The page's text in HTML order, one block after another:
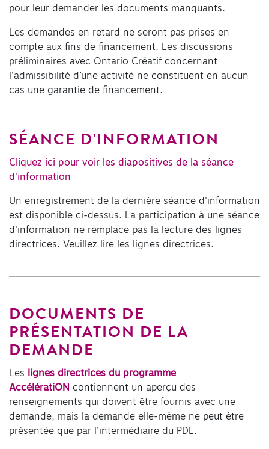
pour leur demander les documents manquants.
Les demandes en retard ne seront pas prises en
compte aux fins de financement. Les discussions
préliminaires avec Ontario Créatif concernant
l’admissibilité d’une activité ne constituent en aucun
cas une garantie de financement.
SÉANCE D'INFORMATION
Cliquez ici pour voir les diapositives de la séance
d'information
Un enregistrement de la dernière séance d'information
est disponible ci-dessus. La participation à une séance
d'information ne remplace pas la lecture des lignes
directrices. Veuillez lire les lignes directrices.
DOCUMENTS DE
PRÉSENTATION DE LA
DEMANDE
Les
lignes directrices du programme
AccélératiON contiennent un aperçu des
renseignements qui doivent être fournis avec une
demande, mais la demande elle-même ne peut être
présentée que par l’intermédiaire du PDL.